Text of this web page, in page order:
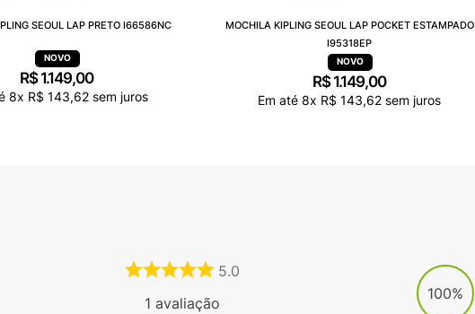
SEOUL LAP PRETO I66586NC
R$ 1.149,00
8x R$ 143,62 sem juros
MOCHILA KIPLING SEOUL LAP POCKET ESTAMPADO
I95318EP
R$ 1.149,00
Em até 8x R$ 143,62 sem juros
5.0
1 avaliação
100%